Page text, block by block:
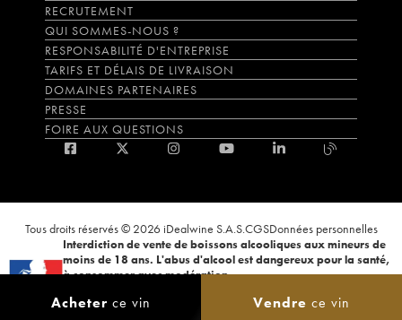
Acheter ce vin Vendre ce vin
RECRUTEMENT
QUI SOMMES-NOUS ?
RESPONSABILITÉ D'ENTREPRISE
TARIFS ET DÉLAIS DE LIVRAISON
DOMAINES PARTENAIRES
PRESSE
FOIRE AUX QUESTIONS
Tous droits réservés © 2026 iDealwine S.A.S.CGSDonnées personnelles
Interdiction de vente de boissons alcooliques aux mineurs de
moins de 18 ans. L'abus d'alcool est dangereux pour la santé,
à consommer avec modération.
ligne. CODE DE LA SANTÉ PUBLIQUE, ART.L.3342-1 et L.3353-3